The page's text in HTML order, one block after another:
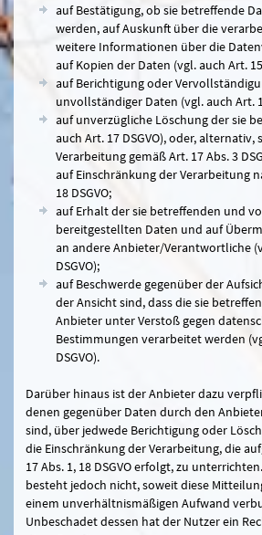
auf Bestätigung, ob sie betreffende
werden, auf Auskunft über die
weitere Informationen über die
auf Kopien der Daten (vgl. auch Art. 15
auf Berichtigung oder
unvollständiger Daten (vgl. auch Art.
auf unverzügliche Löschung der sie
auch Art. 17 DSGVO), oder,
Verarbeitung gemäß Art. 17 Abs. 3
auf Einschränkung der Verarbeitung
18 DSGVO;
auf Erhalt der sie betreffenden und
bereitgestellten Daten und auf
an andere Anbieter/Verantwortliche
DSGVO);
auf Beschwerde gegenüber der
der Ansicht sind, dass die sie
Anbieter unter Verstoß gegen
Bestimmungen verarbeitet werden
DSGVO).
Darüber hinaus ist der Anbieter dazu
denen gegenüber Daten durch den
sind, über jedwede Berichtigung oder
die Einschränkung der Verarbeitung, die
17 Abs. 1, 18 DSGVO erfolgt, zu
besteht jedoch nicht, soweit diese
einem unverhältnismäßigen Aufwand
Unbeschadet dessen hat der Nutzer ein